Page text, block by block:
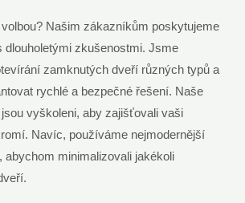
Našim zákazníkům poskytujeme
dlouholetými zkušenostmi. Jsme
zamknutých dveří různých typů a
rychlé a bezpečné řešení. Naše
vyškoleni, aby zajišťovali vaši
Navíc, používáme nejmodernější
abychom minimalizovali jakékoli